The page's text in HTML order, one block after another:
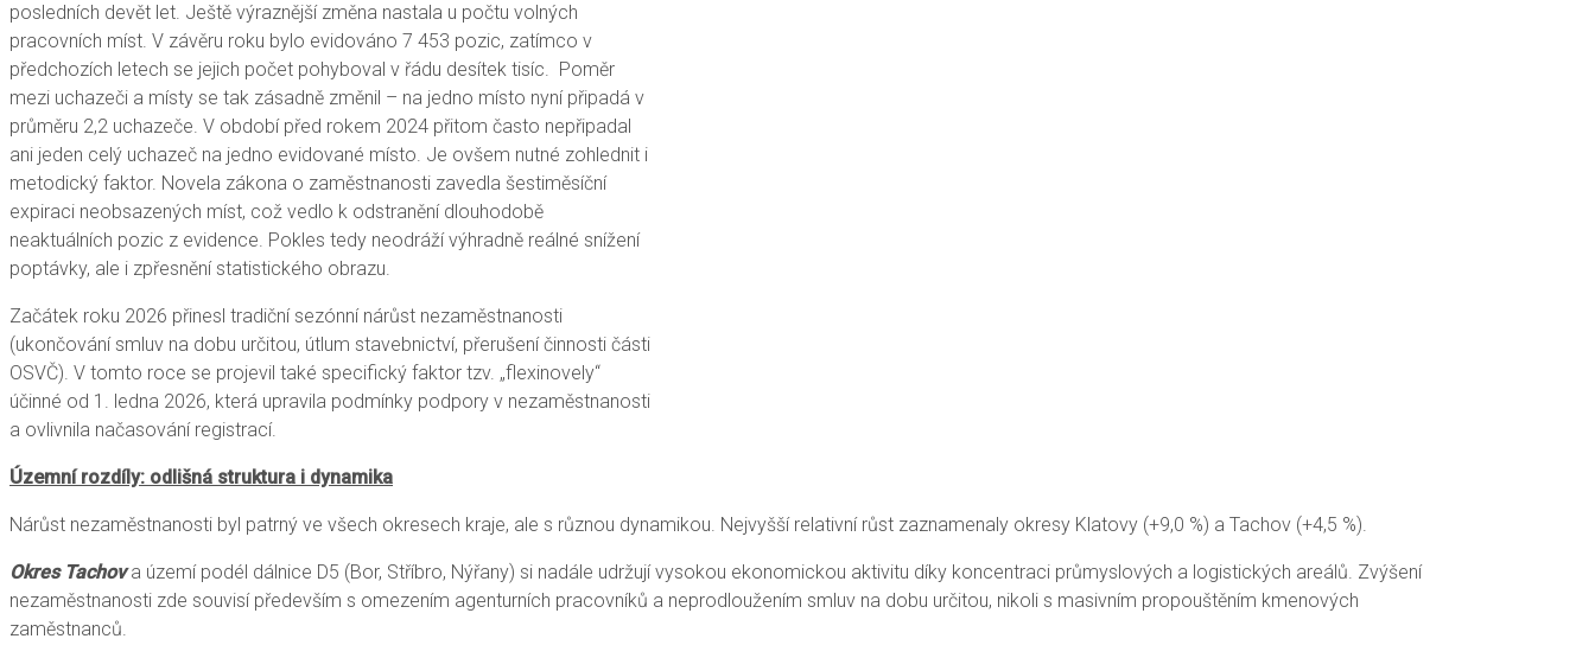
posledních devět let. Ještě výraznější změna nastala u počtu volných
pracovních míst. V závěru roku bylo evidováno 7 453 pozic, zatímco v
předchozích letech se jejich počet pohyboval v řádu desítek tisíc. Poměr
mezi uchazeči a místy se tak zásadně změnil – na jedno místo nyní připadá v
průměru 2,2 uchazeče. V období před rokem 2024 přitom často nepřipadal
ani jeden celý uchazeč na jedno evidované místo. Je ovšem nutné zohlednit i
metodický faktor. Novela zákona o zaměstnanosti zavedla šestiměsíční
expiraci neobsazených míst, což vedlo k odstranění dlouhodobě
neaktuálních pozic z evidence. Pokles tedy neodráží výhradně reálné snížení
poptávky, ale i zpřesnění statistického obrazu.
Začátek roku 2026 přinesl tradiční sezónní nárůst nezaměstnanosti
(ukončování smluv na dobu určitou, útlum stavebnictví, přerušení činnosti části
OSVČ). V tomto roce se projevil také specifický faktor tzv. „flexinovely“
účinné od 1. ledna 2026, která upravila podmínky podpory v nezaměstnanosti
a ovlivnila načasování registrací.
Územní rozdíly: odlišná struktura i dynamika
Nárůst nezaměstnanosti byl patrný ve všech okresech kraje, ale s různou dynamikou. Nejvyšší relativní růst zaznamenaly okresy Klatovy (+9,0 %) a Tachov (+4,5 %).
Okres Tachova území podél dálnice D5 (Bor, Stříbro, Nýřany) si nadále udržují vysokou ekonomickou aktivitu díky koncentraci průmyslových a logistických areálů. Zvýšení
nezaměstnanosti zde souvisí především s omezením agenturních pracovníků a neprodloužením smluv na dobu určitou, nikoli s masivním propouštěním kmenových
zaměstnanců.